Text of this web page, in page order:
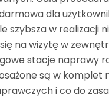
dla
szybsza w realizacji
na wizytę w
stacje naprawy
są w komplet
i co do